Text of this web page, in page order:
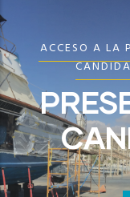
ACCESO A LA